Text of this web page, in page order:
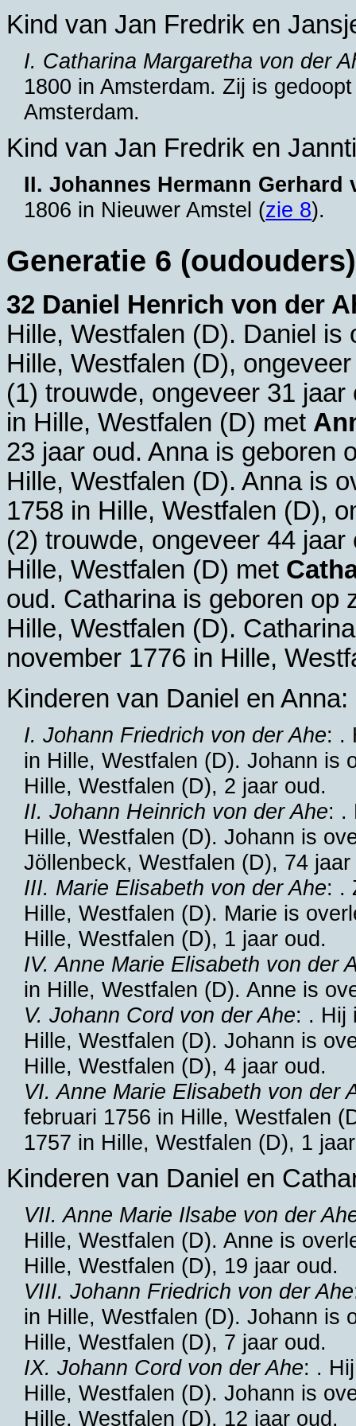
Kind van Jan Fredrik en
I. Catharina Margaretha von der
1800 inAmsterdam. Zij is
Amsterdam.
Kind van Jan Fredrik en
II. Johannes Hermann Gerhard
1806 in Nieuwer Amstel (zie 8).
Generatie 6 (oudouders)
32 Daniel Henrich von der
Hille, Westfalen (D). Daniel is
Hille, Westfalen (D),
(1) trouwde, ongeveer 31
in Hille, Westfalen (D) met
23 jaar oud. Anna is geboren
Hille, Westfalen (D). Anna is
1758 in Hille, Westfalen (D),
(2) trouwde, ongeveer 44
Hille, Westfalen (D) met
oud. Catharina is geboren op
Hille, Westfalen (D).
november 1776 in Hille,
Kinderen van Daniel en Anna:
I. Johann Friedrich von der Ahe: .
in Hille, Westfalen (D). Johann is
Hille, Westfalen (D), 2 jaar oud.
II. Johann Heinrich von der Ahe: .
Hille, Westfalen (D). Johann is
Jöllenbeck, Westfalen (D), 74
III. Marie Elisabeth von der Ahe: .
Hille, Westfalen (D). Marie is
Hille, Westfalen (D), 1 jaar oud.
IV. Anne Marie Elisabeth von der
in Hille, Westfalen (D). Anne is
V. Johann Cord von der Ahe: . Hij
Hille, Westfalen (D). Johann is
Hille, Westfalen (D), 4 jaar oud.
VI. Anne Marie Elisabeth von der
februari 1756 in Hille, Westfalen
1757 in Hille, Westfalen (D), 1
Kinderen van Daniel en
VII. Anne Marie Ilsabe von der
Hille, Westfalen (D). Anne is
Hille, Westfalen (D), 19 jaar oud.
VIII. Johann Friedrich von der Ahe
in Hille, Westfalen (D). Johann is
Hille, Westfalen (D), 7 jaar oud.
IX. Johann Cord von der Ahe: .
Hille, Westfalen (D). Johann is
Hille, Westfalen (D), 12 jaar oud.